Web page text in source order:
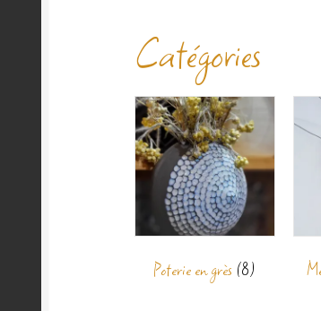
Catégories
Poterie en grès (8)